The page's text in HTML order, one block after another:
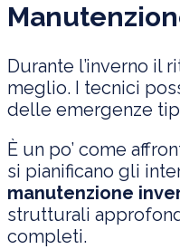
Durante l’inverno il
meglio. I tecnici
delle emergenze
È un po’ come
si pianificano gli
manutenzione
strutturali
completi.